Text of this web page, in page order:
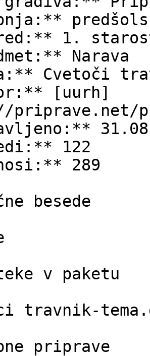
1.
Narava
Cvetoči
[uurh]
priprave.net/
122
289
besede
v paketu
travnik-
priprave